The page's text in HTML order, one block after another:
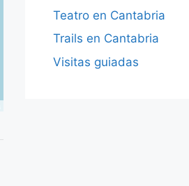
Teatro en Cantabria
Trails en Cantabria
Visitas guiadas